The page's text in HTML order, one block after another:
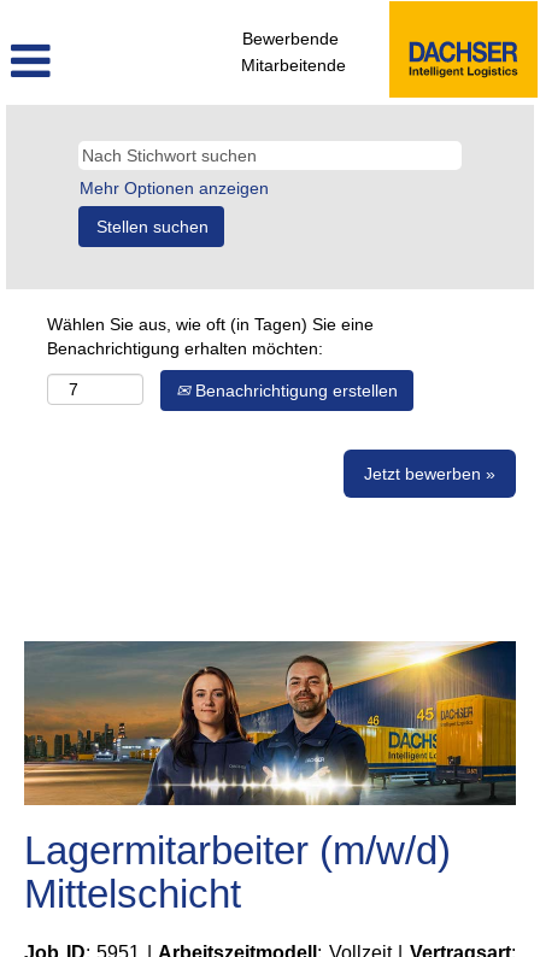
Bewerbende
Mitarbeitende
Mehr Optionen anzeigen
Wählen Sie aus, wie oft (in Tagen) Sie eine
Benachrichtigung erhalten möchten:
Benachrichtigung erstellen
Jetzt bewerben »
Lagermitarbeiter (m/w/d)
Mittelschicht
Job ID: 5951 |Arbeitszeitmodell : Vollzeit |Vertragsart: